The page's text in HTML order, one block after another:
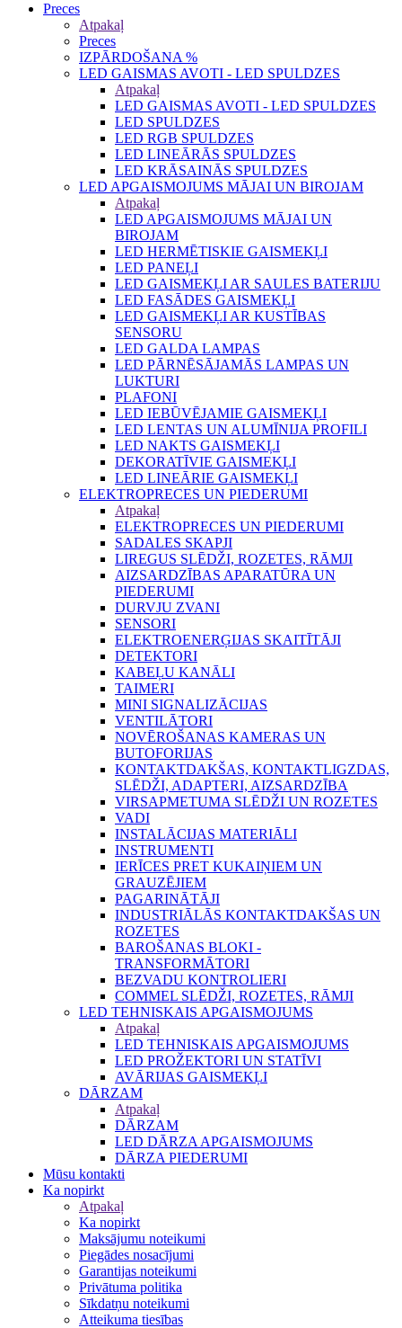
Preces
Atpakaļ
Preces
IZPĀRDOŠANA %
LED GAISMAS AVOTI - LED SPULDZES
Atpakaļ
LED GAISMAS AVOTI - LED SPULDZES
LED SPULDZES
LED RGB SPULDZES
LED LINEĀRĀS SPULDZES
LED KRĀSAINĀS SPULDZES
LED APGAISMOJUMS MĀJAI UN BIROJAM
Atpakaļ
LED APGAISMOJUMS MĀJAI UN
BIROJAM
LED HERMĒTISKIE GAISMEKĻI
LED PANEĻI
LED GAISMEKĻI AR SAULES BATERIJU
LED FASĀDES GAISMEKĻI
LED GAISMEKĻI AR KUSTĪBAS
SENSORU
LED GALDA LAMPAS
LED PĀRNĒSĀJAMĀS LAMPAS UN
LUKTURI
PLAFONI
LED IEBŪVĒJAMIE GAISMEKĻI
LED LENTAS UN ALUMĪNIJA PROFILI
LED NAKTS GAISMEKĻI
DEKORATĪVIE GAISMEKĻI
LED LINEĀRIE GAISMEKĻI
ELEKTROPRECES UN PIEDERUMI
Atpakaļ
ELEKTROPRECES UN PIEDERUMI
SADALES SKAPJI
LIREGUS SLĒDŽI, ROZETES, RĀMJI
AIZSARDZĪBAS APARATŪRA UN
PIEDERUMI
DURVJU ZVANI
SENSORI
ELEKTROENERĢIJAS SKAITĪTĀJI
DETEKTORI
KABEĻU KANĀLI
TAIMERI
MINI SIGNALIZĀCIJAS
VENTILĀTORI
NOVĒROŠANAS KAMERAS UN
BUTOFORIJAS
KONTAKTDAKŠAS, KONTAKTLIGZDAS,
SLĒDŽI, ADAPTERI, AIZSARDZĪBA
VIRSAPMETUMA SLĒDŽI UN ROZETES
VADI
INSTALĀCIJAS MATERIĀLI
INSTRUMENTI
IERĪCES PRET KUKAIŅIEM UN
GRAUZĒJIEM
PAGARINĀTĀJI
INDUSTRIĀLĀS KONTAKTDAKŠAS UN
ROZETES
BAROŠANAS BLOKI -
TRANSFORMĀTORI
BEZVADU KONTROLIERI
COMMEL SLĒDŽI, ROZETES, RĀMJI
LED TEHNISKAIS APGAISMOJUMS
Atpakaļ
LED TEHNISKAIS APGAISMOJUMS
LED PROŽEKTORI UN STATĪVI
AVĀRIJAS GAISMEKĻI
DĀRZAM
Atpakaļ
DĀRZAM
LED DĀRZA APGAISMOJUMS
DĀRZA PIEDERUMI
Mūsu kontakti
Ka nopirkt
Atpakaļ
Ka nopirkt
Maksājumu noteikumi
Piegādes nosacījumi
Garantijas noteikumi
Privātuma politika
Sīkdatņu noteikumi
Atteikuma tiesības